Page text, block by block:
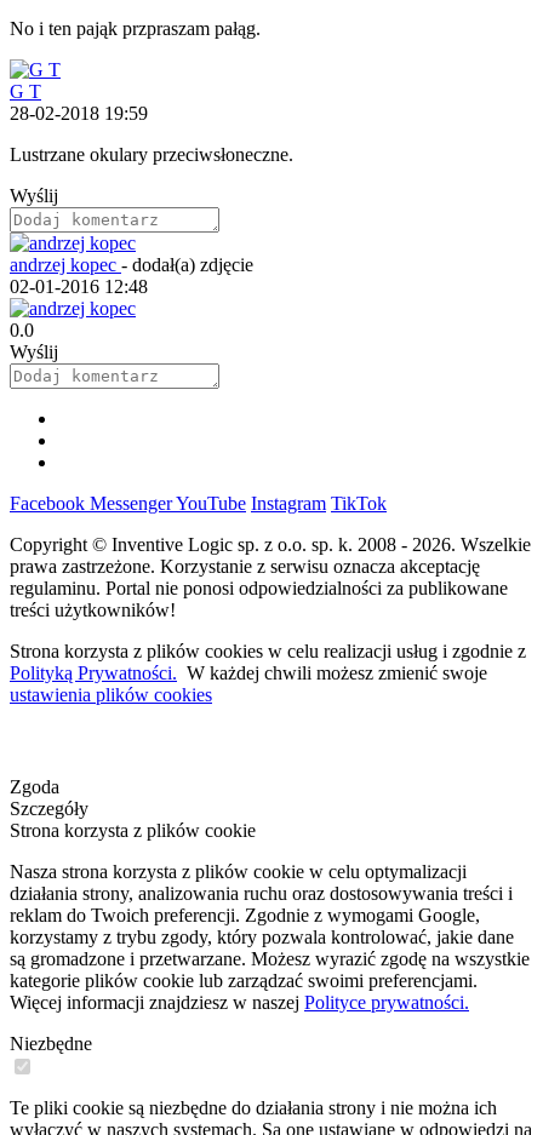
No i ten pająk przpraszam pałąg.
G T
28-02-2018 19:59
Lustrzane okulary przeciwsłoneczne.
Wyślij
andrzej kopec - dodał(a) zdjęcie
02-01-2016 12:48
0.0
Wyślij
Facebook MessengerYouTube Instagram TikTok
Copyright © Inventive Logic sp. z o.o. sp. k. 2008 - 2026. Wszelkie
prawa zastrzeżone. Korzystanie z serwisu oznacza akceptację
regulaminu. Portal nie ponosi odpowiedzialności za publikowane
treści użytkowników!
Strona korzysta z plików cookies w celu realizacji usług i zgodnie z
Polityką Prywatności. W każdej chwili możesz zmienić swoje
ustawienia plików cookies
Zgoda
Szczegóły
Strona korzysta z plików cookie
Nasza strona korzysta z plików cookie w celu optymalizacji
działania strony, analizowania ruchu oraz dostosowywania treści i
reklam do Twoich preferencji. Zgodnie z wymogami Google,
korzystamy z trybu zgody, który pozwala kontrolować, jakie dane
są gromadzone i przetwarzane. Możesz wyrazić zgodę na wszystkie
kategorie plików cookie lub zarządzać swoimi preferencjami.
Więcej informacji znajdziesz w naszej Polityce prywatności.
Niezbędne
Te pliki cookie są niezbędne do działania strony i nie można ich
wyłączyć w naszych systemach. Są one ustawiane w odpowiedzi na